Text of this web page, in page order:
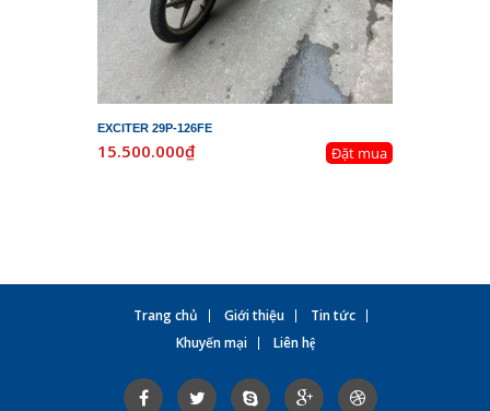
EXCITER 29P-126FE
15.500.000₫ Đặt mua
Trang chủ Giới thiệu
Tin tức
Khuyến mại
Liên hệ